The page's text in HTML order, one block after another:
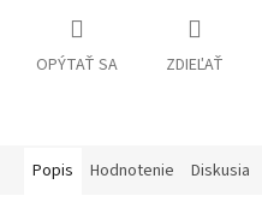
OPÝTAŤ SA ZDIEĽAŤ
Popis Hodnotenie Diskusia